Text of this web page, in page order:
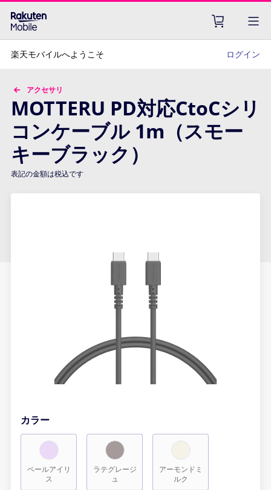
楽天モバイルへようこそ ログイン
アクセサリ
MOTTERU PD対応CtoCシリ
コンケーブル 1m（スモー
キーブラック）
表記の金額は税込です
カラー
ペールアイリ
ス
ラテグレージ
ュ
アーモンドミ
ルク